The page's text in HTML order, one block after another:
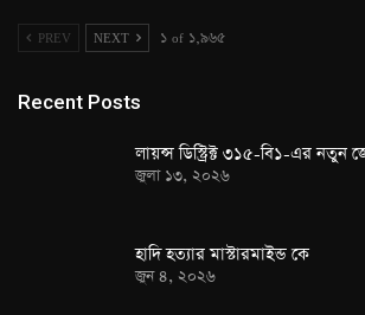
PREV NEXT ১ of ১,৯৬৫
Recent Posts
লায়ন্স ডিস্ট্রিক্ট ৩১৫-বি১-এর নতুন
জুলা ১৩, ২০২৬
হাদি হত্যার মাস্টারমাইন্ড কে
জুন ৪, ২০২৬